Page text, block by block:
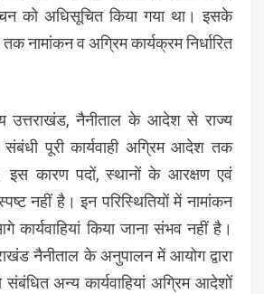
को अधिसूचित किया गया था। इसके
नामांकन व अग्रिम कार्यक्रम निर्धारित
उत्तराखंड, नैनीताल के आदेश से राज्य
पूरी कार्यवाही अग्रिम आदेश तक
इस कारण पदों, स्थानों के आरक्षण एवं
नहीं है। इन परिस्थितियों में नामांकन
कार्यवाहियां किया जाना संभव नहीं है।
नैनीताल के अनुपालन में आयोग द्वारा
अन्य कार्यवाहियां अग्रिम आदेशों